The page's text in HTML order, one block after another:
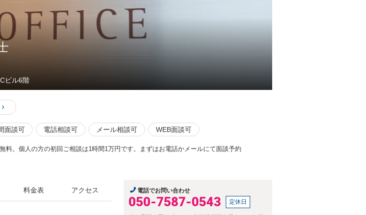
ビル6階
面談可 電話相談可 メール相談可 WEB面談可
料。個人の方の初回ご相談は1時間1万円です。まずはお電話かメールにて面談予約
料金表 アクセス 電話でお問い合わせ
050-7587-0543 定休日